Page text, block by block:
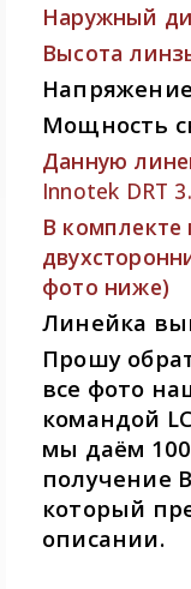
Наружный
Высота
Мощность
Данную
Innotek DRT
В
фото ниже)
Линейка
Прошу
все фото
командой
мы даём
получение
который
описании.